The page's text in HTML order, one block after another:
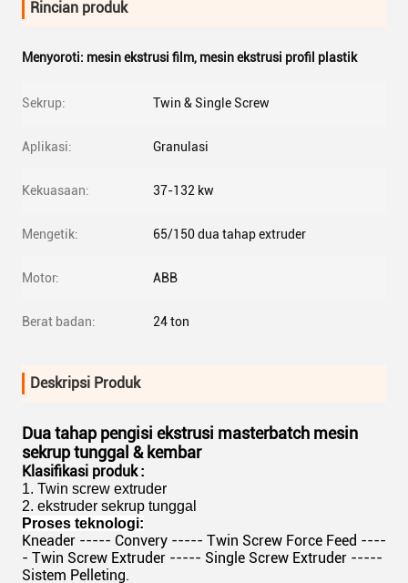
Rincian produk
Menyoroti: mesin ekstrusi film, mesin ekstrusi profil plastik
Sekrup: Twin & Single Screw
Aplikasi: Granulasi
Kekuasaan: 37-132 kw
Mengetik: 65/150 dua tahap extruder
Motor: ABB
Berat badan: 24 ton
Deskripsi Produk
Dua tahap pengisi ekstrusi masterbatch mesin
sekrup tunggal & kembar
Klasifikasi produk :
1. Twin screw extruder
2. ekstruder sekrup tunggal
Proses teknologi:
Kneader ----- Convery ----- Twin Screw Force Feed ----
- Twin Screw Extruder ----- Single Screw Extruder -----
Sistem Pelleting.